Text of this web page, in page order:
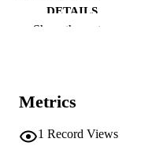
DETAILS
SERIES /
Show the rest
Metrics
1 Record Views